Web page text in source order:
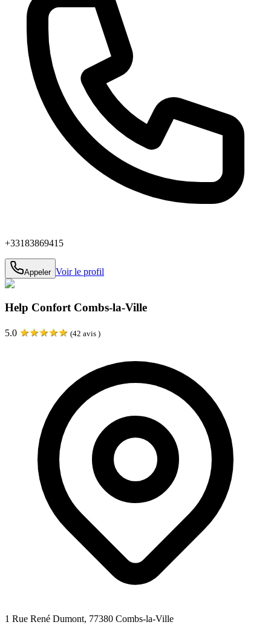
+33183869415
Appeler Voir le profil
Help Confort Combs-la-Ville
5.0 ★★★★★ (42 avis )
1 Rue René Dumont, 77380 Combs-la-Ville